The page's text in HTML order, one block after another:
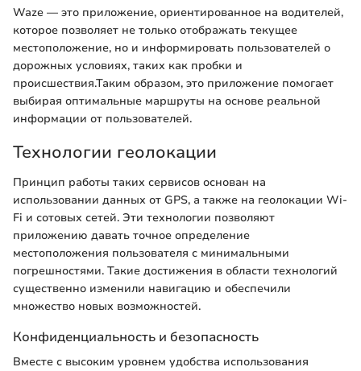
Waze — это приложение, ориентированное на водителей,
которое позволяет не только отображать текущее
местоположение, но и информировать пользователей о
дорожных условиях, таких как пробки и
происшествия.Таким образом, это приложение помогает
выбирая оптимальные маршруты на основе реальной
информации от пользователей.
Технологии геолокации
Принцип работы таких сервисов основан на
использовании данных от GPS, а также на геолокации Wi-
Fi и сотовых сетей. Эти технологии позволяют
приложению давать точное определение
местоположения пользователя с минимальными
погрешностями. Такие достижения в области технологий
существенно изменили навигацию и обеспечили
множество новых возможностей.
Конфиденциальность и безопасность
Вместе с высоким уровнем удобства использования